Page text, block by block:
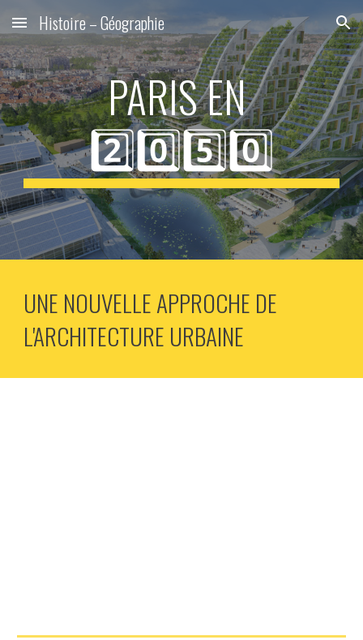
Skip to main content Skip to navigation
Histoire – Géographie
PARIS EN
2️⃣0️⃣5️⃣0️⃣
UNE NOUVELLE APPROCHE DE
L'ARCHITECTURE URBAINE